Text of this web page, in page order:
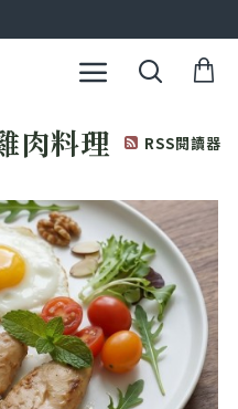
肉料理 RSS閱讀器